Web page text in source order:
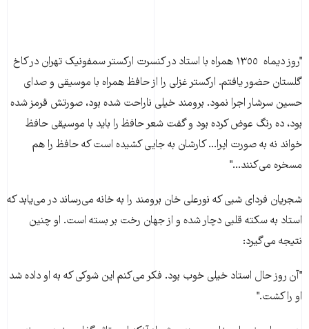
"روز دیماه ١٣٥٥ همراه با استاد در کنسرت ارکستر سمفونیک تهران در کاخ
گلستان حضور یافتم. ارکستر غزلی را از حافظ همراه با موسیقی و صدای
حسین سرشار اجرا نمود. برومند خیلی ناراحت شده بود، صورتش قرمز شده
بود، ده رنگ عوض کرده بود و گفت شعر حافظ را باید با موسیقی حافظ
خواند نه به صورت اپرا... کارشان به جایی کشیده است که حافظ را هم
مسخره می‌کنند..."
شجریان فردای شبی که نورعلی خان برومند را به خانه می‌رساند در می‌یابد که
استاد به سکته قلبی دچار شده و از جهان رخت بر بسته است. او چنین
نتیجه می‌گیرد:
"آن روز حال استاد خيلی خوب بود. فکر می‌کنم اين شوکی که به او داده شد
او را کشت."